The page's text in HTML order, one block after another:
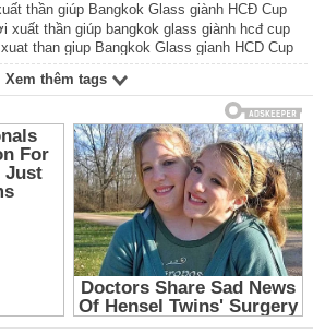
thần giúp Bangkok Glass giành HCĐ Cup
xuất thần giúp bangkok glass giành hcđ cup
than giup Bangkok Glass gianh HCD Cup
xuất thần giúp Bangkok Glass giành huy
Á, Ngoc Hoa choi xuat than giup Bangkok
Xem thêm tags